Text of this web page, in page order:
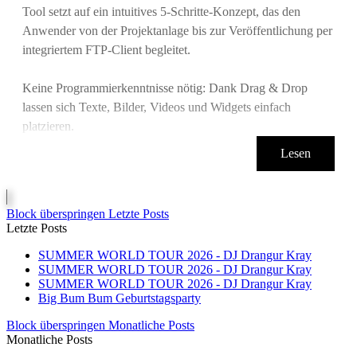
Tool setzt auf ein intuitives 5-Schritte-Konzept, das den
Anwender von der Projektanlage bis zur Veröffentlichung per
integriertem FTP-Client begleitet.
Keine Programmierkenntnisse nötig: Dank Drag & Drop
lassen sich Texte, Bilder, Videos und Widgets einfach
platzieren.
Lesen
Block überspringen Letzte Posts
Letzte Posts
SUMMER WORLD TOUR 2026 - DJ Drangur Kray
SUMMER WORLD TOUR 2026 - DJ Drangur Kray
SUMMER WORLD TOUR 2026 - DJ Drangur Kray
Big Bum Bum Geburtstagsparty
Block überspringen Monatliche Posts
Monatliche Posts